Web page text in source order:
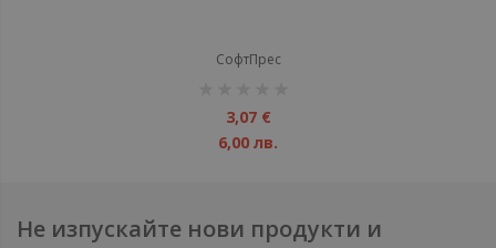
СофтПрес
3,07 €
6,00 лв.
Не изпускайте нови продукти и